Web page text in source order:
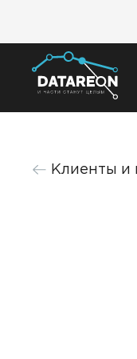
Клиенты и